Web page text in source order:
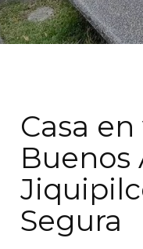
Casa
Buenos
Segura